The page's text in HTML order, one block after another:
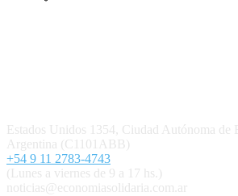
Estados Unidos 1354, Ciudad Autónoma de
Argentina (C1101ABB)
+54 9 11 2783-4743
(Lunes a viernes de 9 a 17 hs.)
noticias@economiasolidaria.com.ar